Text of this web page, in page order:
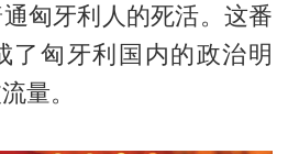
匈牙利人的死活。这番
了匈牙利国内的政治明
量。